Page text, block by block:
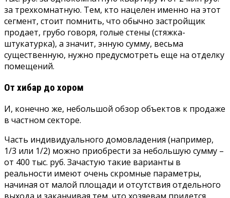
за трехкомнатную. Тем, кто нацелен именно на этот
сегмент, стоит помнить, что обычно застройщик
продает, грубо говоря, голые стены (стяжка-
штукатурка), а значит, энную сумму, весьма
существенную, нужно предусмотреть еще на отделку
помещений.
От хибар до хором
И, конечно же, небольшой обзор объектов к продаже
в частном секторе.
Часть индивидуального домовладения (например,
1/3 или 1/2) можно приобрести за небольшую сумму –
от 400 тыс. руб. Зачастую такие варианты в
реальности имеют очень скромные параметры,
начиная от малой площади и отсутствия отдельного